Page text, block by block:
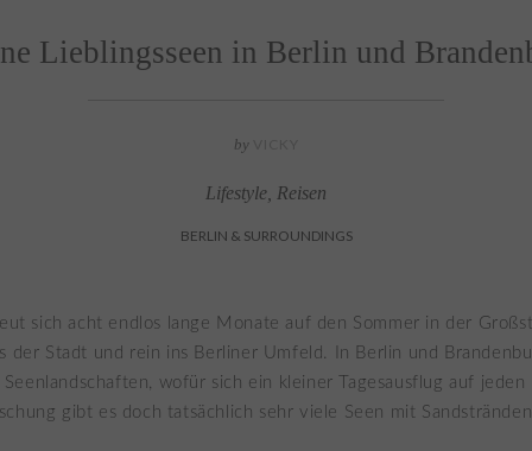
Lieblingsseen in Berlin und
by
Lifestyle Reisen
BERLIN & SURROUNDINGS
sich acht endlos lange Monate auf den Sommer in der
der Stadt und rein ins Berliner Umfeld. In Berlin und
wofür sich ein kleiner Tagesausflug auf jeden
gibt es doch tatsächlich sehr viele Seen mit